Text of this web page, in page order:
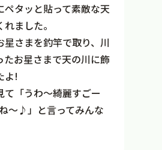
ペタッと貼って素敵な天
ました。
さまを釣竿で取り、川
たお星さまで天の川に飾
よ!
「うわ〜綺麗すごー
〜♪」と言ってみんな